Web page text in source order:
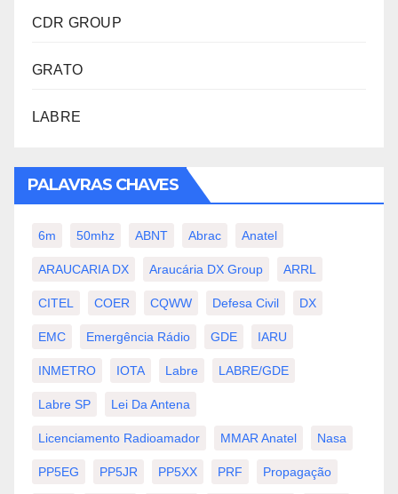
CDR GROUP
GRATO
LABRE
PALAVRAS CHAVES
6m 50mhz ABNT Abrac Anatel
ARAUCARIA DX Araucária DX Group ARRL
CITEL COER CQWW Defesa Civil DX
EMC Emergência Rádio GDE IARU
INMETRO IOTA Labre LABRE/GDE
Labre SP Lei Da Antena
Licenciamento Radioamador MMAR Anatel Nasa
PP5EG PP5JR PP5XX PRF Propagação